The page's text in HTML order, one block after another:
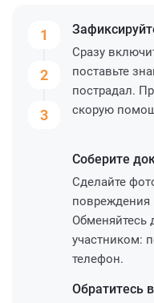
1
2
3
Сразу
поставьте
пострадал.
скорую
Соберите
Сделайте
повреждения
участником:
телефон.
Обратитесь